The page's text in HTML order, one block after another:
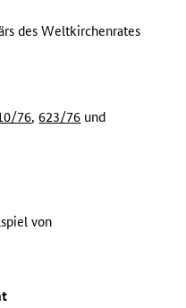
des Weltkirchenrates
76,623/76 und
von